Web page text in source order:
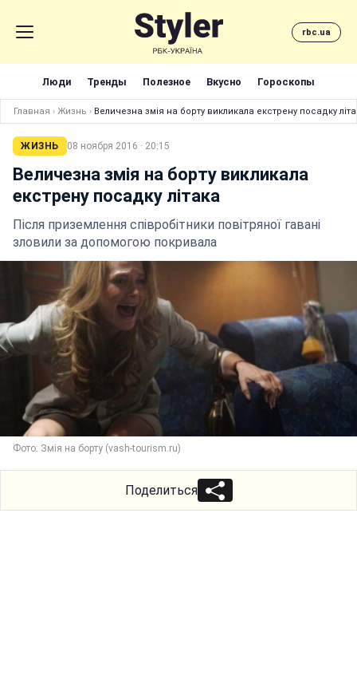
rbc.ua
Люди Тренды Полезное Вкусно Гороскопы
Главная › Жизнь › Величезна змія на борту викликала екстрену посадку
ЖИЗНЬ 08 ноября 2016 · 20:15
Величезна змія на борту викликала
екстрену посадку літака
Після приземлення співробітники повітряної гавані
зловили за допомогою покривала
Фото: Змія на борту (vash-tourism.ru)
Поделиться